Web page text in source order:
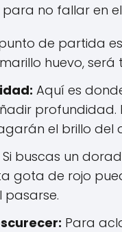
no fallar en
de partida
huevo, será
Aquí es
profundidad.
el brillo del
Si buscas un
gota de rojo
pasarse.
Para